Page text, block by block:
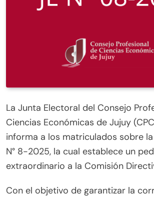
La Junta Electoral del Consejo
Ciencias Económicas de Jujuy
informa a los matriculados sobre la
N° 8-2025, la cual establece un
extraordinario a la Comisión
Con el objetivo de garantizar la